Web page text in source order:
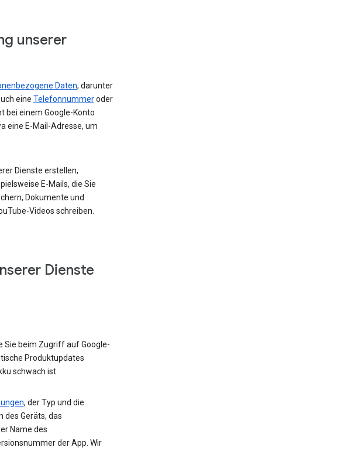
unserer
Daten, darunter
eine Telefonnummeroder
bei einem Google-Konto
eine E-Mail-Adresse, um
Dienste erstellen,
E-Mails, die Sie
Dokumente und
Videos schreiben.
Dienste
Sie beim Zugriff auf Google-
Produktupdates
schwach ist.
, der Typ und die
des Geräts, das
Name des
der App. Wir